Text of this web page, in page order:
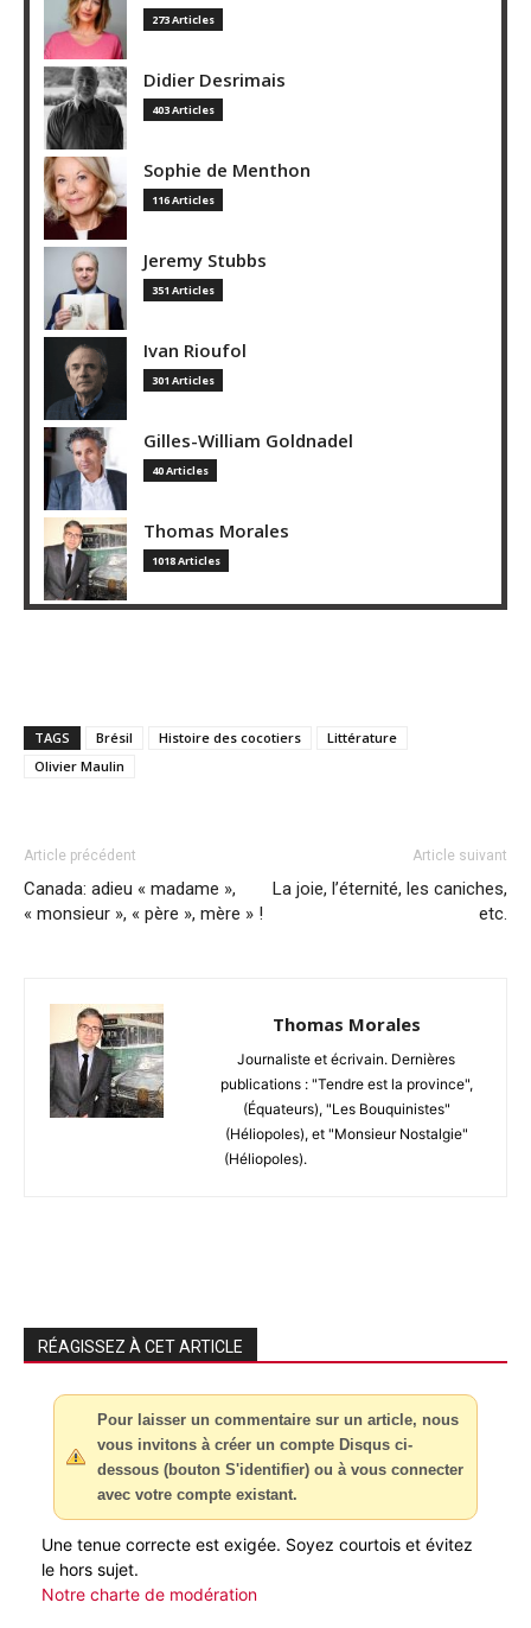
273 Articles
Didier Desrimais
403 Articles
Sophie de Menthon
116 Articles
Jeremy Stubbs
351 Articles
Ivan Rioufol
301 Articles
Gilles-William Goldnadel
40 Articles
Thomas Morales
1018 Articles
TAGS Brésil Histoire des cocotiers
Littérature
Olivier Maulin
Article précédent
Canada: adieu « madame »,
« monsieur », « père », mère » !
Article suivant
La joie, l’éternité, les caniches,
etc.
Thomas Morales
Journaliste et écrivain. Dernières
publications : "Tendre est la province",
(Équateurs), "Les Bouquinistes"
(Héliopoles), et "Monsieur Nostalgie"
(Héliopoles).
RÉAGISSEZ À CET ARTICLE
Pour laisser un commentaire sur un article, nous
vous invitons à créer un compte Disqus ci-
dessous (bouton S'identifier) ou à vous connecter
avec votre compte existant.
Une tenue correcte est exigée. Soyez courtois et évitez
le hors sujet.
Notre charte de modération